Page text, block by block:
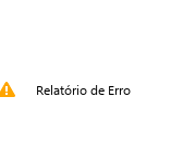
Relatório de Erro